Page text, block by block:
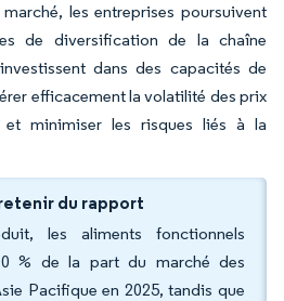
les entreprises poursuivent
de diversification de la chaîne
dans des capacités de
efficacement la volatilité des prix
et minimiser les risques liés à la
du rapport
les aliments fonctionnels
% de la part du marché des
Pacifique en 2025, tandis que